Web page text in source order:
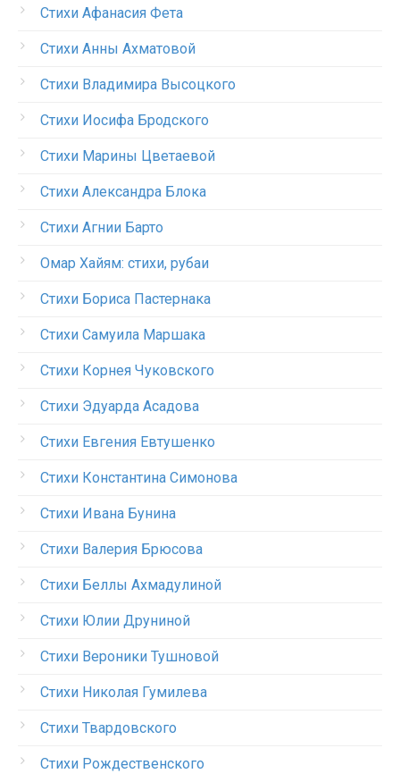
Стихи Афанасия Фета
Стихи Анны Ахматовой
Стихи Владимира Высоцкого
Стихи Иосифа Бродского
Стихи Марины Цветаевой
Стихи Александра Блока
Стихи Агнии Барто
Омар Хайям: стихи, рубаи
Стихи Бориса Пастернака
Стихи Самуила Маршака
Стихи Корнея Чуковского
Стихи Эдуарда Асадова
Стихи Евгения Евтушенко
Стихи Константина Симонова
Стихи Ивана Бунина
Стихи Валерия Брюсова
Стихи Беллы Ахмадулиной
Стихи Юлии Друниной
Стихи Вероники Тушновой
Стихи Николая Гумилева
Стихи Твардовского
Стихи Рождественского